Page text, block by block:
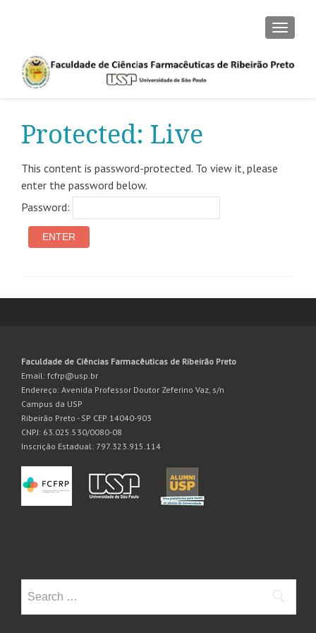
Protected: Live
This content is password-protected. To view it, please
enter the password below.
Password:
Faculdade de Ciências Farmacêuticas de Ribeirão Preto
Email: fcfrp@usp.br
Endereço: Avenida Professor Doutor Zeferino Vaz, s/n
Campus da USP
Ribeirão Preto - SP CEP 14040-903
CNPJ: 63.025.530/0080-08
Inscrição Estadual: 797.323.915.114
for: